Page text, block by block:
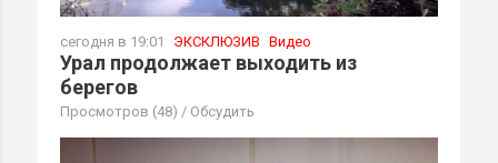
сегодня в 19:01 ЭКСКЛЮЗИВ Видео
Урал продолжает выходить из
берегов
Просмотров (48) / Обсудить